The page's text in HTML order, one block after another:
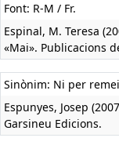
Font: R-M / Fr.
Espinal, M. Teresa
«Mai». Publicacions
Sinònim: Ni per
Espunyes, Josep
Garsineu Edicions.